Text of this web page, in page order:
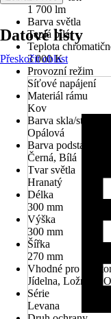
1 700 lm
Barva světla
Teplá bílá
Teplota
3 000 K
Provozní režim
Síťové napájení
Materiál rámu
Kov
Barva skla/stínidla
Opálová
Barva podstavce
Černá, Bílá
Tvar světla
Hranatý
Délka
300 mm
Výška
300 mm
Šířka
270 mm
Vhodné pro
Jídelna, Ložnice,
Série
Levana
Datové listy
Přeskočit oblast